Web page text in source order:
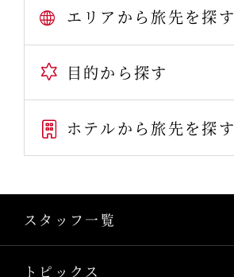
エリアから旅先を探す
目的から探す
ホテルから旅先を探す
スタッフ一覧
トピックス